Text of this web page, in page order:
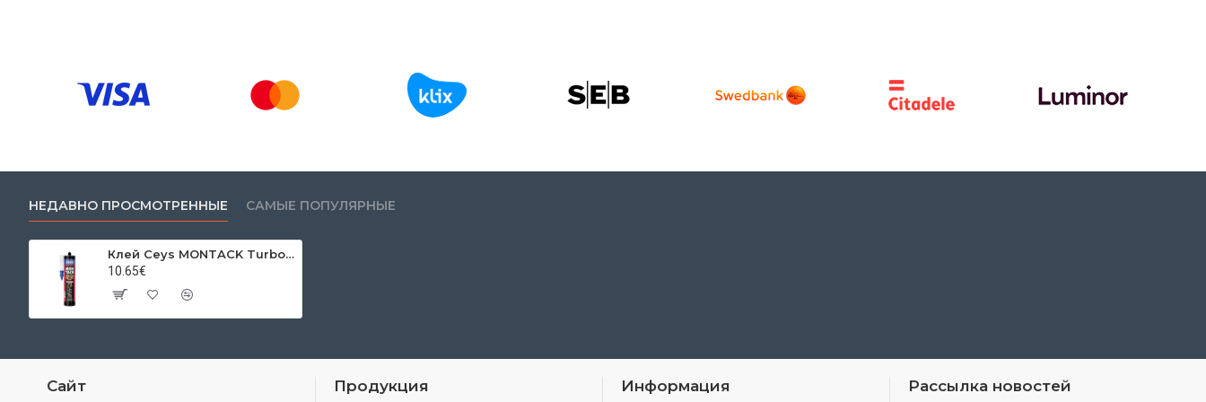
НЕДАВНО ПРОСМОТРЕННЫЕ САМЫЕ ПОПУЛЯРНЫЕ
Клей Ceys MONTACK Turbo, 290 мл
10.65€
Сайт Продукция Информация Рассылка новостей